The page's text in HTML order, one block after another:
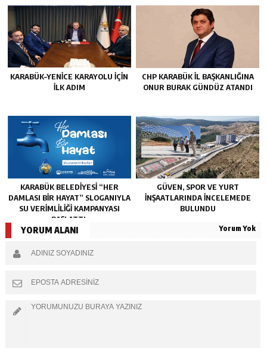
KARABÜK–YENİCE KARAYOLU İÇİN
İLK ADIM
CHP KARABÜK İL BAŞKANLIĞINA
ONUR BURAK GÜNDÜZ ATANDI
KARABÜK BELEDİYESİ “HER
DAMLASI BİR HAYAT” SLOGANIYLA
SU VERİMLİLİĞİ KAMPANYASI
BAŞLATTI.
GÜVEN, SPOR VE YURT
İNŞAATLARINDA İNCELEMEDE
BULUNDU
YORUM ALANI Yorum Yok